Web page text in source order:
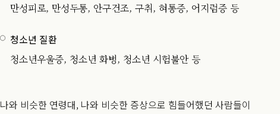
만성피로, 만성두통, 안구건조, 구취, 혀통증, 어지럼증 등
청소년 질환
청소년우울증, 청소년 화병, 청소년 시험불안 등
나와 비슷한 연령대, 나와 비슷한 증상으로 힘들어했던 사람들이